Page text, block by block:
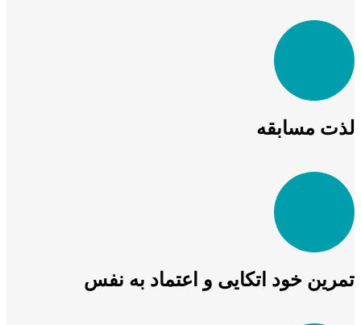
لذت مسابقه
تمرین خود اتکایی و اعتماد به نفس